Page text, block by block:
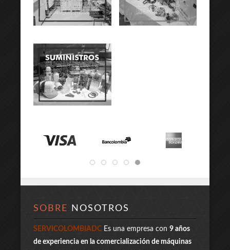
SOBRE NOSOTROS
SERVICOLOMBIADC Es una empresa con 9 años
de experiencia en la comercialización de máquinas